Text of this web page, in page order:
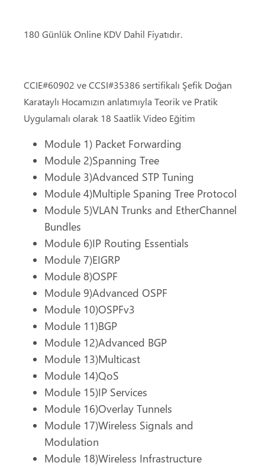
180 Günlük Online KDV Dahil Fiyatıdır.
CCIE#60902 ve CCSI#35386 sertifikalı Şefik Doğan
Karataylı Hocamızın anlatımıyla Teorik ve Pratik
Uygulamalı olarak 18 Saatlik Video Eğitim
Module 1) Packet Forwarding
Module 2)Spanning Tree
Module 3)Advanced STP Tuning
Module 4)Multiple Spaning Tree Protocol
Module 5)VLAN Trunks and EtherChannel
Bundles
Module 6)IP Routing Essentials
Module 7)EIGRP
Module 8)OSPF
Module 9)Advanced OSPF
Module 10)OSPFv3
Module 11)BGP
Module 12)Advanced BGP
Module 13)Multicast
Module 14)QoS
Module 15)IP Services
Module 16)Overlay Tunnels
Module 17)Wireless Signals and
Modulation
Module 18)Wireless Infrastructure